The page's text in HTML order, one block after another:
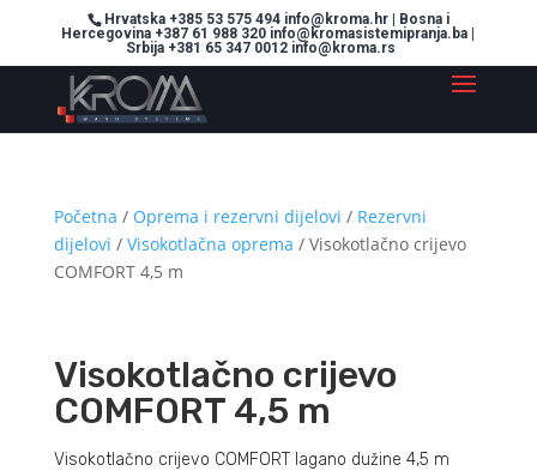
Hrvatska +385 53 575 494 info@kroma.hr | Bosna i
Hercegovina +387 61 988 320 info@kromasistemipranja.ba |
Srbija +381 65 347 0012 info@kroma.rs
Početna / Oprema i rezervni dijelovi / Rezervni
dijelovi / Visokotlačna oprema / Visokotlačno crijevo
COMFORT 4,5 m
Visokotlačno crijevo
COMFORT 4,5 m
Visokotlačno crijevo COMFORT lagano dužine 4,5 m